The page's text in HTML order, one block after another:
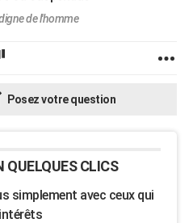
de l'homme
Posez votre question
QUELQUES CLICS
simplement avec ceux qui